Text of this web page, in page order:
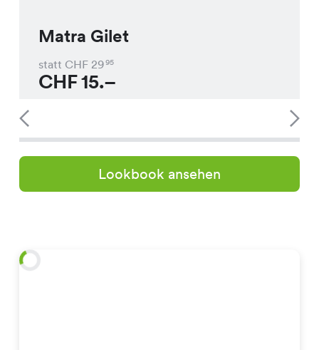
Matra Gilet
statt CHF 2995
CHF15.–
Lookbook ansehen